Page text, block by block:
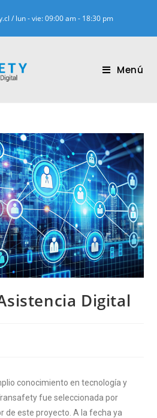
/ lun - vie: 09:00 am - 18:30 pm
Menú
Digital
conocimiento en tecnología y
fue seleccionada por
de este proyecto. A la fecha ya